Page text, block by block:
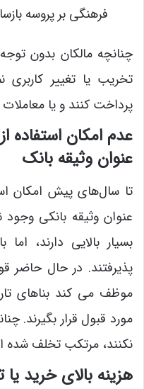
فرهنگی بر پروسه
چنانچه مالکان بدون
تخریب یا تغییر کاربری
پرداخت کنند و یا معاملات
عدم امکان استفاده
عنوان وثیقه بانک
تا سال‌های پیش امکان
عنوان وثیقه بانکی
بسیار بالایی دارند،
پذیرفتند. در حال حاضر
موظف می‌ کند بناهای
مورد قبول قرار بگیرند.
نکنند، مرتکب تخلف شده
هزینه بالای خرید یا